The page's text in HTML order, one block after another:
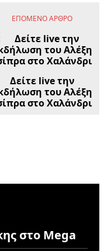
ΕΠΌΜΕΝΟ ΆΡΘΡΟ
Δείτε live την
του Αλέξη
στο Χαλάνδρι
στο Mega